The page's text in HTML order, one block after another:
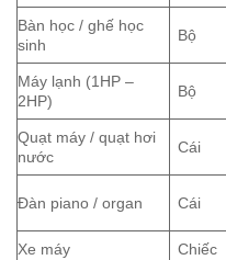
Bàn học / ghế học
sinh
Bộ
Máy lạnh (1HP –
2HP)
Bộ
Quạt máy / quạt hơi
nước
Cái
Đàn piano / organ Cái
Xe máy Chiếc